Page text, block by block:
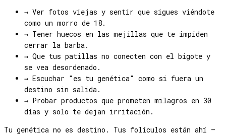
→ Ver fotos viejas y sentir que sigues viéndote
como un morro de 18.
→ Tener huecos en las mejillas que te impiden
cerrar la barba.
→ Que tus patillas no conecten con el bigote y
se vea desordenado.
→ Escuchar "es tu genética" como si fuera un
destino sin salida.
→ Probar productos que prometen milagros en 30
días y solo te dejan irritación.
Tu genética no es destino. Tus folículos están ahí —